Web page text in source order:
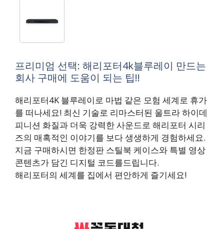
프리미엄 선택: 해리포터4k블루레이 만드는
회사 구매에 도움이 되는 팁!!
해리포터4K 블루레이로 마법 같은 모험 세계로 휴가
를 떠나세요! 최신 기술로 리마스터된 울트라 하이데
피니션 화질과 더욱 강력한 사운드로 해리포터 시리
즈의 매혹적인 이야기를 보다 생생하게 경험하세요.
지금 구매하시면 한정판 스틸북 케이스와 특별 영상
콘텐츠가 담긴 디지털 코드를드립니다.
해리포터의 세계를 집에서 편안하게 즐기세요!